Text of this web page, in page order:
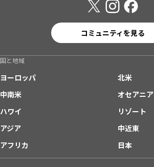
コミュニティを見る
国と地域
ヨーロッパ
北米
中南米
オセアニア
ハワイ
リゾート
アジア
中近東
アフリカ
日本